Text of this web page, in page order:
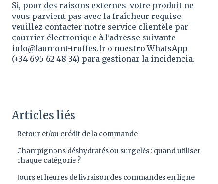
Si, pour des raisons externes, votre produit ne
vous parvient pas avec la fraîcheur requise,
veuillez contacter notre service clientèle par
courrier électronique à l'adresse suivante
info@laumont-truffes.fr o nuestro WhatsApp
(+34 695 62 48 34) para gestionar la incidencia.
Articles liés
Retour et/ou crédit de la commande
Champignons déshydratés ou surgelés : quand utiliser
chaque catégorie ?
Jours et heures de livraison des commandes en ligne